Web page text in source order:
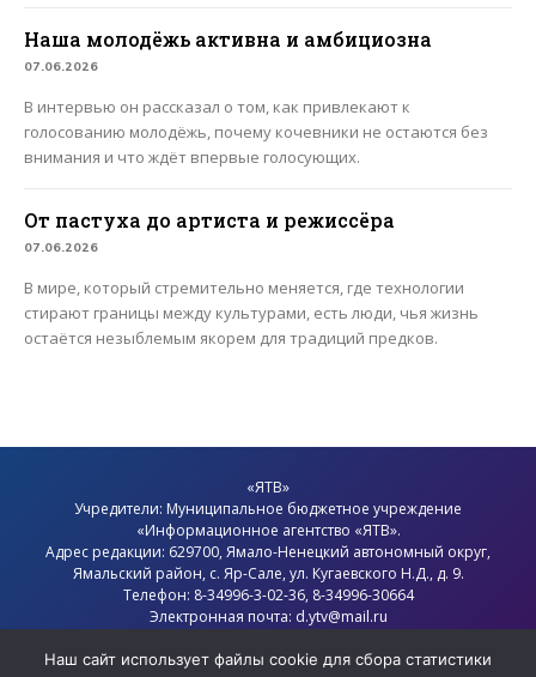
Наша молодёжь активна и амбициозна
07.06.2026
В интервью он рассказал о том, как привлекают к
голосованию молодёжь, почему кочевники не остаются без
внимания и что ждёт впервые голосующих.
От пастуха до артиста и режиссёра
07.06.2026
В мире, который стремительно меняется, где технологии
стирают границы между культурами, есть люди, чья жизнь
остаётся незыблемым якорем для традиций предков.
«ЯТВ»
Учредители: Муниципальное бюджетное учреждение
«Информационное агентство «ЯТВ».
Адрес редакции: 629700, Ямало-Ненецкий автономный округ,
Ямальский район, с. Яр-Сале, ул. Кугаевского Н.Д., д. 9.
Телефон: 8-34996-3-02-36, 8-34996-30664
Электронная почта: d.ytv@mail.ru
Политика конфиденциальности
Наш сайт использует файлы cookie для сбора статистики